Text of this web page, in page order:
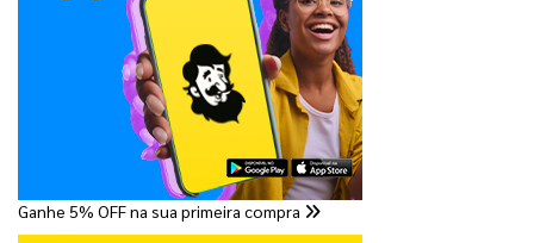
Ganhe 5% OFF na sua primeira compra